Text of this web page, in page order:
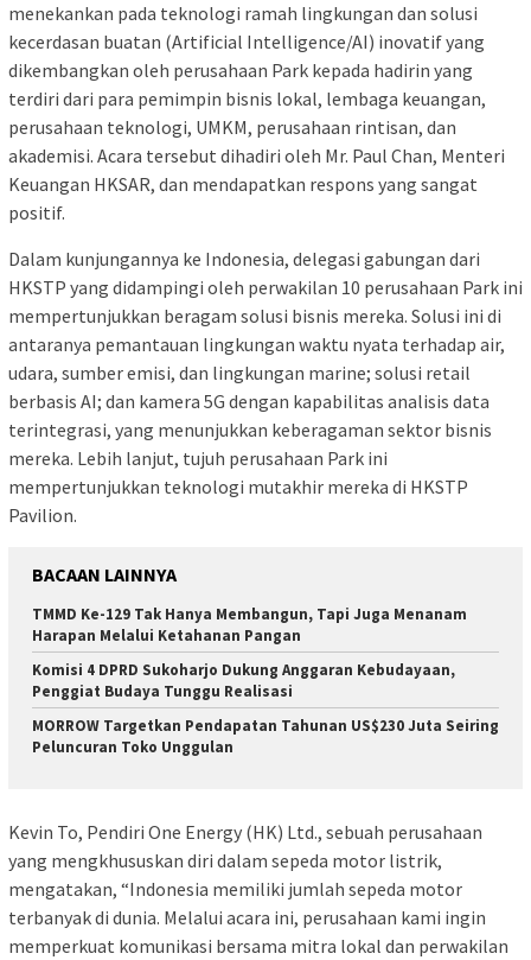
menekankan pada teknologi ramah lingkungan dan solusi
kecerdasan buatan (Artificial Intelligence/AI) inovatif yang
dikembangkan oleh perusahaan Park kepada hadirin yang
terdiri dari para pemimpin bisnis lokal, lembaga keuangan,
perusahaan teknologi, UMKM, perusahaan rintisan, dan
akademisi. Acara tersebut dihadiri oleh Mr. Paul Chan, Menteri
Keuangan HKSAR, dan mendapatkan respons yang sangat
positif.
Dalam kunjungannya ke Indonesia, delegasi gabungan dari
HKSTP yang didampingi oleh perwakilan 10 perusahaan Park ini
mempertunjukkan beragam solusi bisnis mereka. Solusi ini di
antaranya pemantauan lingkungan waktu nyata terhadap air,
udara, sumber emisi, dan lingkungan marine; solusi retail
berbasis AI; dan kamera 5G dengan kapabilitas analisis data
terintegrasi, yang menunjukkan keberagaman sektor bisnis
mereka. Lebih lanjut, tujuh perusahaan Park ini
mempertunjukkan teknologi mutakhir mereka di HKSTP
Pavilion.
BACAAN LAINNYA
TMMD Ke-129 Tak Hanya Membangun, Tapi Juga Menanam
Harapan Melalui Ketahanan Pangan
Komisi 4 DPRD Sukoharjo Dukung Anggaran Kebudayaan,
Penggiat Budaya Tunggu Realisasi
MORROW Targetkan Pendapatan Tahunan US$230 Juta Seiring
Peluncuran Toko Unggulan
Kevin To, Pendiri One Energy (HK) Ltd., sebuah perusahaan
yang mengkhususkan diri dalam sepeda motor listrik,
mengatakan, “Indonesia memiliki jumlah sepeda motor
terbanyak di dunia. Melalui acara ini, perusahaan kami ingin
memperkuat komunikasi bersama mitra lokal dan perwakilan